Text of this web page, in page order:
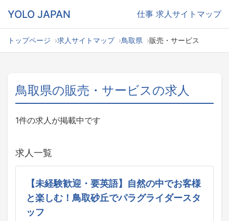
YOLO JAPAN 仕事 求人サイトマップ
トップページ 求人サイトマップ 鳥取県 販売・サービス
鳥取県の販売・サービスの求人
1件の求人が掲載中です
求人一覧
【未経験歓迎・要英語】自然の中でお客様
と楽しむ！鳥取砂丘でパラグライダースタ
ッフ